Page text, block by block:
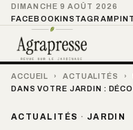
DIMANCHE 9 AOÛT 2026
FACEBOOKINSTAGRAM
ACCUEIL › ACTUALITÉS ›
DANS VOTRE JARDIN :
ACTUALITÉS · JARDIN